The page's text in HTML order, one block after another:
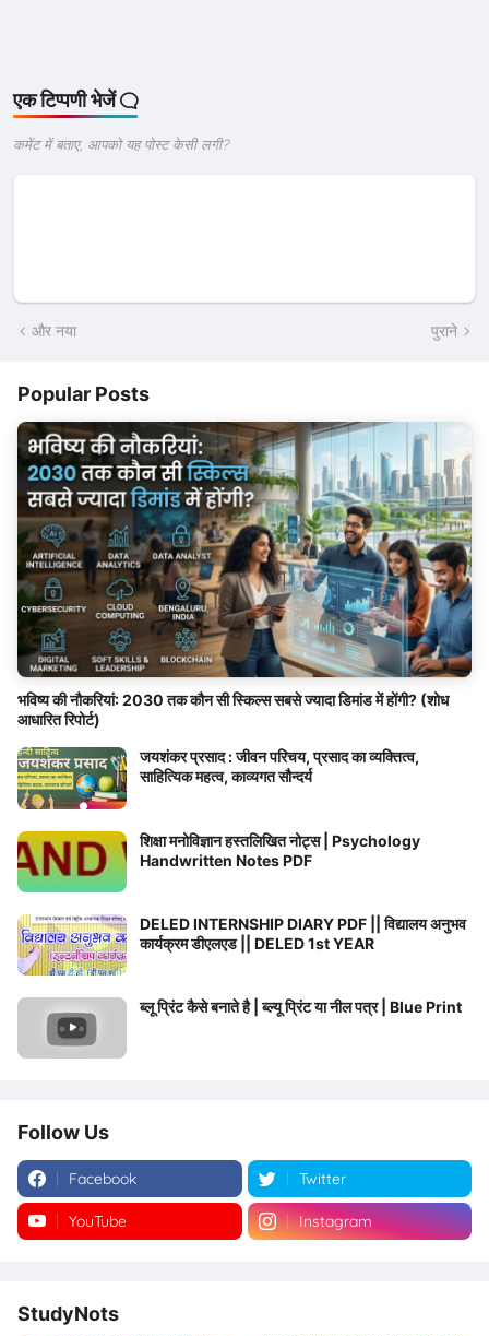
एक टिप्पणी भेजें
कमेंट में बताए, आपको यह पोस्ट केसी लगी?
और नया पुराने
Popular Posts
भविष्य की नौकरियां: 2030 तक कौन सी स्किल्स सबसे ज्यादा डिमांड में होंगी? (शोध
आधारित रिपोर्ट)
जयशंकर प्रसाद : जीवन परिचय, प्रसाद का व्यक्तित्व,
साहित्यिक महत्व, काव्यगत सौन्दर्य
शिक्षा मनोविज्ञान हस्तलिखित नोट्स | Psychology
Handwritten Notes PDF
DELED INTERNSHIP DIARY PDF || विद्यालय अनुभव
कार्यक्रम डीएलएड || DELED 1st YEAR
ब्लू प्रिंट कैसे बनाते है | ब्ल्यू प्रिंट या नील पत्र | Blue Print
Follow Us
Facebook Twitter
YouTube Instagram
StudyNots